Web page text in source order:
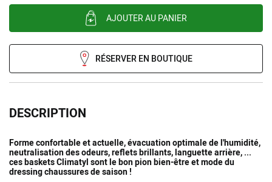
AJOUTER AU PANIER
RÉSERVER EN BOUTIQUE
DESCRIPTION
Forme confortable et actuelle, évacuation optimale de l'humidité,
neutralisation des odeurs, reflets brillants, languette arrière, ...
ces baskets Climatyl sont le bon pion bien-être et mode du
dressing chaussures de saison !